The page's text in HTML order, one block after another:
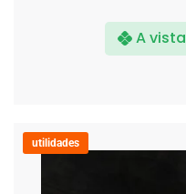
A vista
utilidades